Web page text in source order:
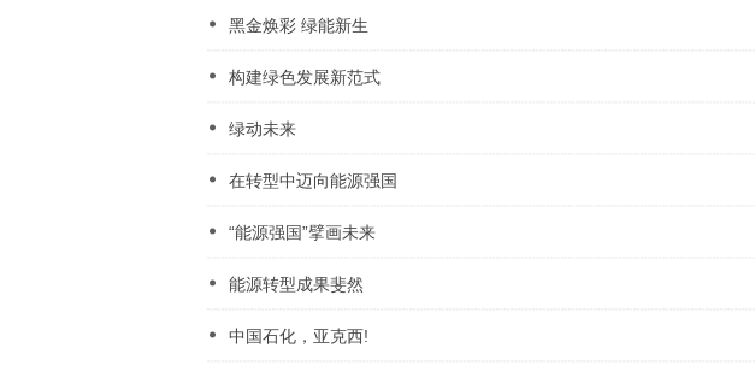
黑金焕彩 绿能新生
构建绿色发展新范式
绿动未来
在转型中迈向能源强国
“能源强国”擘画未来
能源转型成果斐然
中国石化，亚克西!